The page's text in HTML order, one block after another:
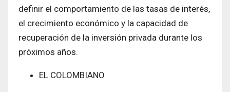
definir el comportamiento de las tasas de interés,
el crecimiento económico y la capacidad de
recuperación de la inversión privada durante los
próximos años.
EL COLOMBIANO